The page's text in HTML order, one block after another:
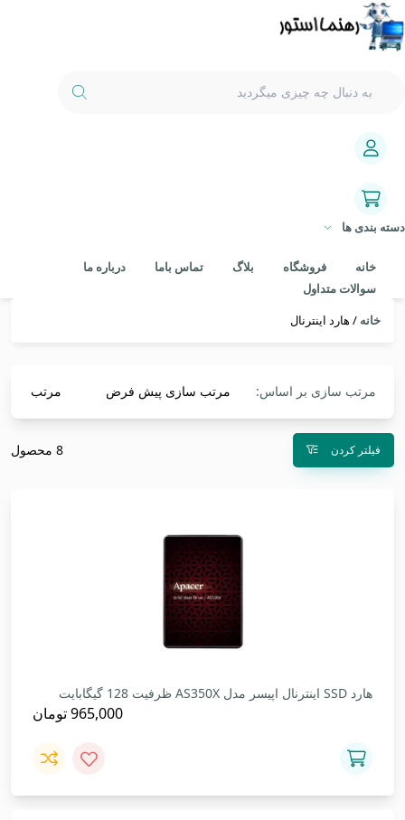
دسته بندی ها
خانه فروشگاه بلاگ تماس باما
درباره ما
سوالات متداول
خانه / هارد اینترنال
مرتب سازی بر اساس: مرتب سازی پیش فرض مرتب
فیلتر کردن 8 محصول
هارد SSD اینترنال اپیسر مدل AS350X ظرفیت 128 گیگابایت
965,000تومان